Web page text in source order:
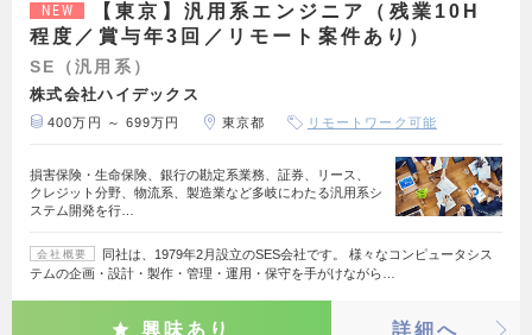
NEW
【東京】汎用系エンジニア（残業10H
程度／賞与年3回／リモート案件あり）
SE（汎用系）
株式会社ハイデックス
400万円 ～ 699万円 東京都 リモートワーク可能
損害保険・生命保険、銀行の勘定系業務、証券、リース、
クレジット分野、物流系、製造業など多岐にわたる汎用系シ
ステム開発を行…
会社概要
同社は、1979年2月設立のSES会社です。 様々なコンピュータシス
テムの企画・設計・製作・管理・運用・保守を手がけながら…
興味あり 詳細へ